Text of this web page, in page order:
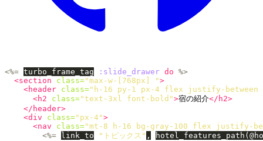
<%= turbo_frame_tag :slide_drawer do %>
<section
class="max-w-[768px] ">
<header class="h-16 py-1 px-4 flex justify-between
<h2
class="text-3xl font-bold">宿の紹介</h2>
</header>
<div
class="px-4">
<nav
class="mt-8 h-16 bg-gray-100 flex justify-
<%=
link_to "トピックス" , hotel_features_path (